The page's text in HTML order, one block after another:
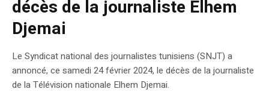
décès de la journaliste Elhem
Djemai
Le Syndicat national des journalistes tunisiens (SNJT) a
annoncé, ce samedi 24 février 2024, le décès de la journaliste
de la Télévision nationale Elhem Djemai.